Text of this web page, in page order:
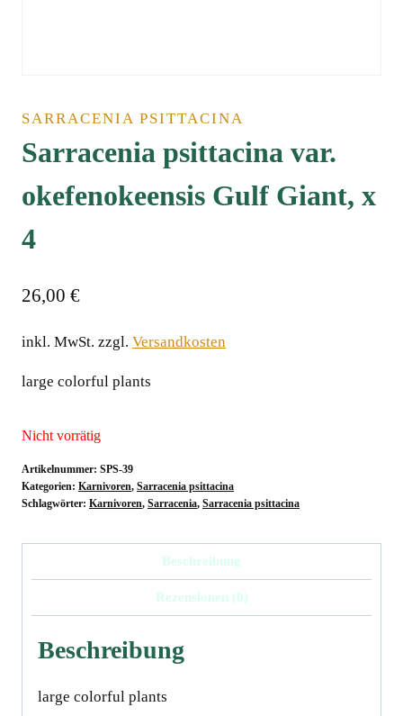
SARRACENIA PSITTACINA
Sarracenia psittacina var.
okefenokeensis Gulf Giant, x
4
26,00 €
inkl. MwSt. zzgl. Versandkosten
large colorful plants
Nicht vorrätig
Artikelnummer: SPS-39
Kategorien: Karnivoren, Sarracenia psittacina
Schlagwörter: Karnivoren, Sarracenia, Sarracenia psittacina
Beschreibung
Rezensionen (0)
Beschreibung
large colorful plants